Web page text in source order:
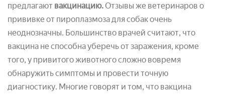
предлагают вакцинацию.Отзывы же ветеринаров о
прививке от пироплазмоза для собак очень
неоднозначны. Большинство врачей считают, что
вакцина не способна уберечь от заражения, кроме
того, у привитого животного сложно вовремя
обнаружить симптомы и провести точную
диагностику. Многие говорят и том, что вакцина